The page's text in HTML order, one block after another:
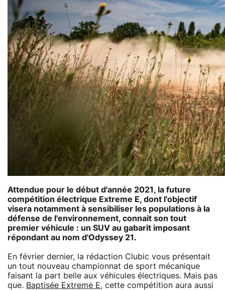
Attendue pour le début d'année 2021, la future
compétition électrique Extreme E, dont l'objectif
visera notamment à sensibiliser les populations à la
défense de l'environnement, connait son tout
premier véhicule : un SUV au gabarit imposant
répondant au nom d'Odyssey 21.
En février dernier, la rédaction Clubic vous présentait
un tout nouveau championnat de sport mécanique
faisant la part belle aux véhicules électriques. Mais pas
que. Baptisée Extreme E, cette compétition aura aussi